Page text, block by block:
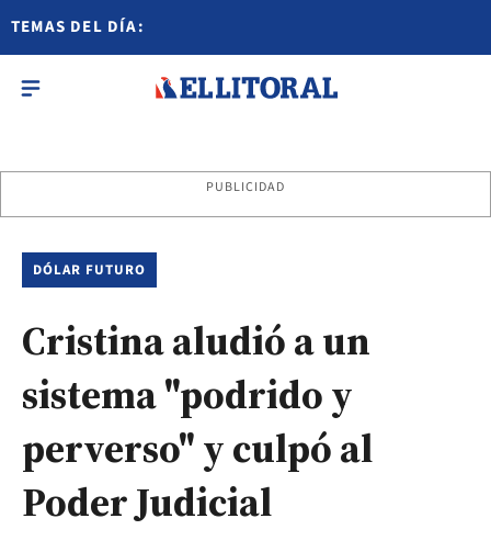
TEMAS DEL DÍA:
PUBLICIDAD
DÓLAR FUTURO
Cristina aludió a un
sistema "podrido y
perverso" y culpó al
Poder Judicial